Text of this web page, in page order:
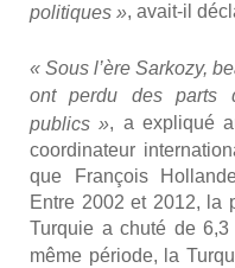
poli­tiques », avait-il
« Sous l’ère Sar­ko­zy,
ont per­du des parts
publics », a expli­qué
coor­di­na­teur
que Fran­çois
Entre 2002 et 2012, la
Tur­quie a chu­té de 6,3
même période, la